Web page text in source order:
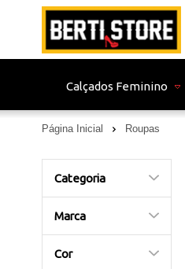
Calçados Feminino
Página Inicial Roupas
Categoria
Marca
Cor